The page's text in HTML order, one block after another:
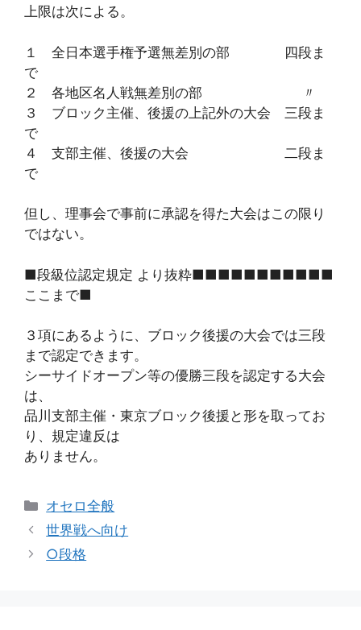
上限は次による。
１ 全日本選手権予選無差別の部 四段ま
で
２ 各地区名人戦無差別の部 〃
３ ブロック主催、後援の上記外の大会 三段ま
で
４ 支部主催、後援の大会 二段ま
で
但し、理事会で事前に承認を得た大会はこの限り
ではない。
■段級位認定規定 より抜粋■■■■■■■■■■■
ここまで■
３項にあるように、ブロック後援の大会では三段
まで認定できます。
シーサイドオープン等の優勝三段を認定する大会
は、
品川支部主催・東京ブロック後援と形を取ってお
り、規定違反は
ありません。
カ
テ
リ
オセロ全般
世界戦へ向け
○段格